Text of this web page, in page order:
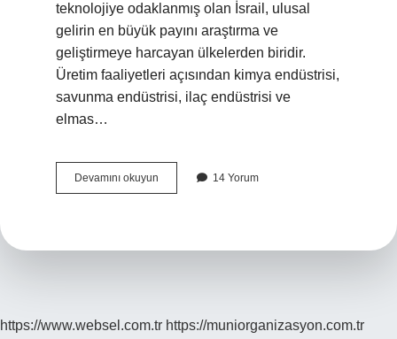
teknolojiye odaklanmış olan İsrail, ulusal
gelirin en büyük payını araştırma ve
geliştirmeye harcayan ülkelerden biridir.
Üretim faaliyetleri açısından kimya endüstrisi,
savunma endüstrisi, ilaç endüstrisi ve
elmas…
Devamını okuyun
Türk
14 Yorum
https://www.websel.com.tr https://muniorganizasyon.com.tr